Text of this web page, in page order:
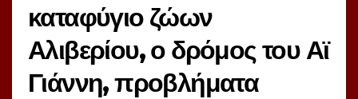
καταφύγιο ζώων
Αλιβερίου, ο δρόμος του Αϊ
Γιάννη, προβλήματα